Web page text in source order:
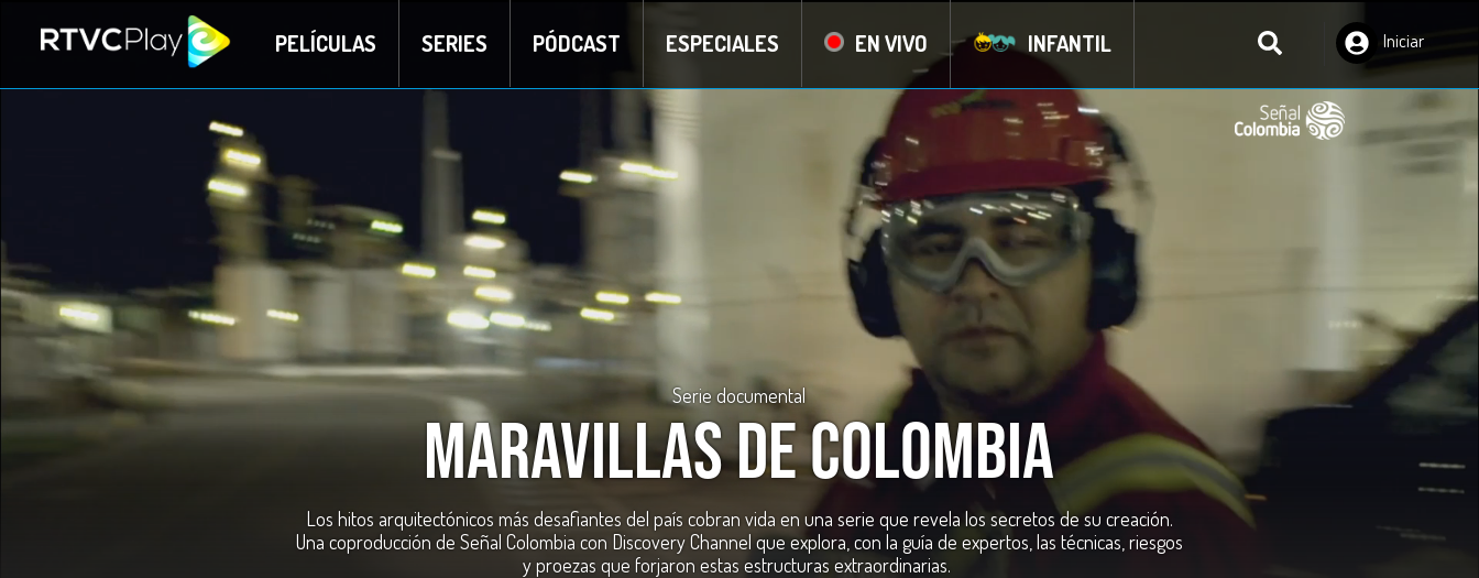
PELÍCULAS SERIES PÓDCAST ESPECIALES EN VIVO INFANTIL
Iniciar
Sesión
Serie documental
Maravillas de Colombia
Los hitos arquitectónicos más desafiantes del país cobran vida en una serie que revela los secretos de su creación.
Una coproducción de Señal Colombia con Discovery Channel que explora, con la guía de expertos, las técnicas, riesgos
y proezas que forjaron estas estructuras extraordinarias.